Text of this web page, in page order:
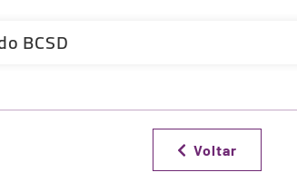
BCSD
Voltar